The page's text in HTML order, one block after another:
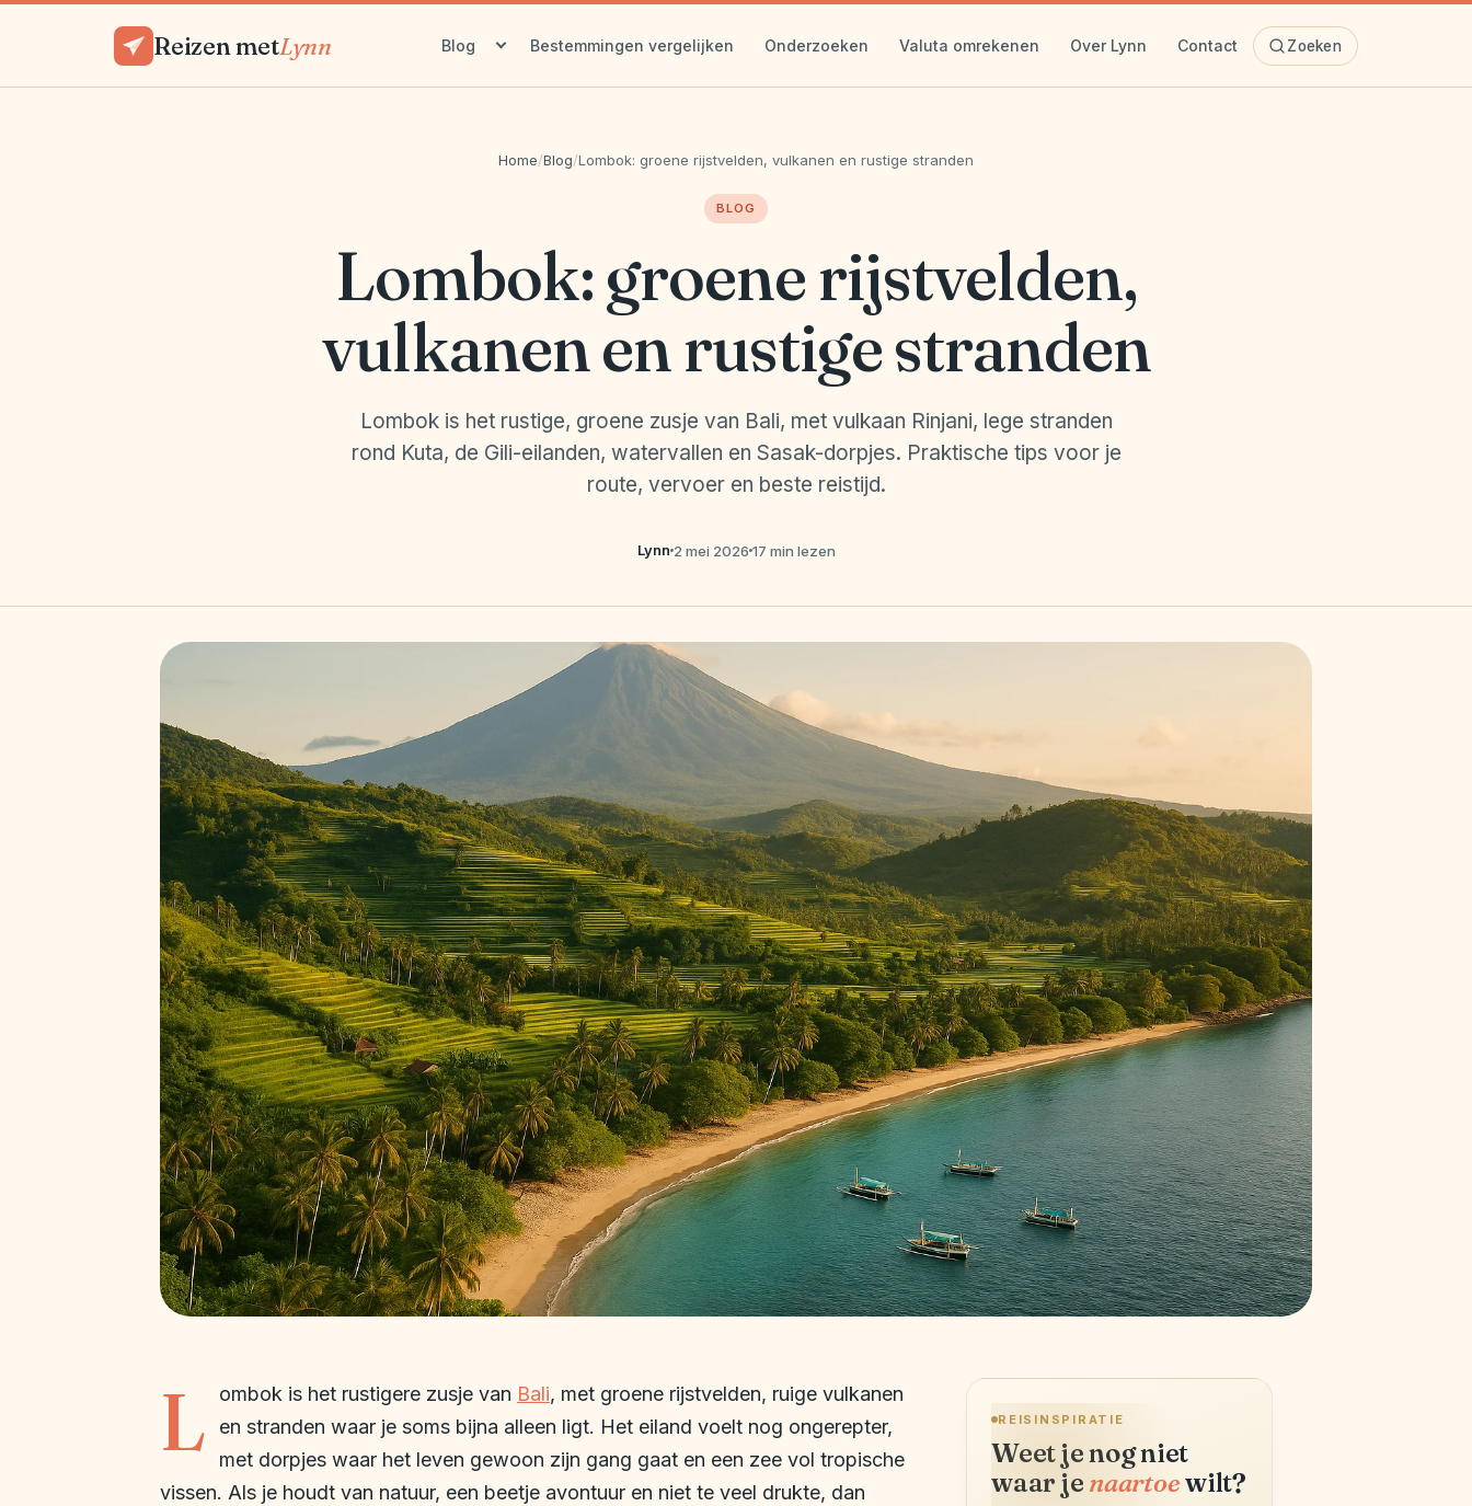
Reizen metLynn Blog Bestemmingen vergelijken Onderzoeken Valuta omrekenen Over Lynn Contact Zoeken
Home/Blog/Lombok: groene rijstvelden, vulkanen en rustige stranden
BLOG
Lombok: groene rijstvelden,
vulkanen en rustige stranden
Lombok is het rustige, groene zusje van Bali, met vulkaan Rinjani, lege stranden
rond Kuta, de Gili-eilanden, watervallen en Sasak-dorpjes. Praktische tips voor je
route, vervoer en beste reistijd.
Lynn 2 mei 2026 17 min lezen
L ombok is het rustigere zusje van Bali, met groene rijstvelden, ruige vulkanen
en stranden waar je soms bijna alleen ligt. Het eiland voelt nog ongerepter,
met dorpjes waar het leven gewoon zijn gang gaat en een zee vol tropische
vissen. Als je houdt van natuur, een beetje avontuur en niet te veel drukte, dan
REISINSPIRATIE
Weet je nog niet
waar je naartoewilt?